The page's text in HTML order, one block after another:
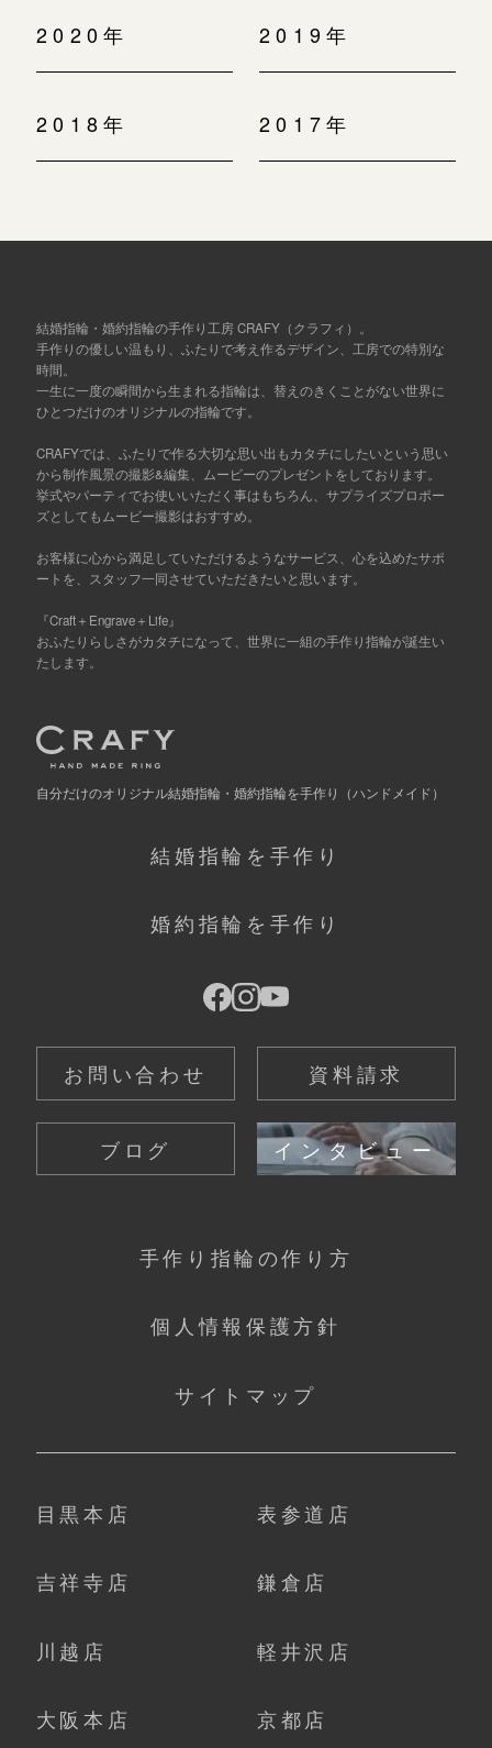
2020年 2019年
2018年 2017年
結婚指輪・婚約指輪の手作り工房 CRAFY（クラフィ）。
手作りの優しい温もり、ふたりで考え作るデザイン、工房での特別な
時間。
一生に一度の瞬間から生まれる指輪は、替えのきくことがない世界に
ひとつだけのオリジナルの指輪です。
CRAFYでは、ふたりで作る大切な思い出もカタチにしたいという思い
から制作風景の撮影&編集、ムービーのプレゼントをしております。
挙式やパーティでお使いいただく事はもちろん、サプライズプロポー
ズとしてもムービー撮影はおすすめ。
お客様に心から満足していただけるようなサービス、心を込めたサポ
ートを、スタッフ一同させていただきたいと思います。
『Craft＋Engrave＋Life』
おふたりらしさがカタチになって、世界に一組の手作り指輪が誕生い
たします。
自分だけのオリジナル結婚指輪・婚約指輪を手作り （ハンドメイド）
結婚指輪を手作り
婚約指輪を手作り
お問い合わせ 資料請求
ブログ インタビュー
手作り指輪の作り方
個人情報保護方針
サイトマップ
目黒本店 表参道店
吉祥寺店 鎌倉店
川越店 軽井沢店
大阪本店 京都店